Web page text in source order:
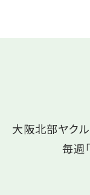
大阪北部ヤク
毎週